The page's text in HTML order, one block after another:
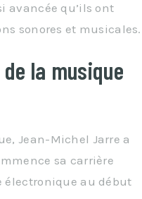
avancée qu’ils ont
sonores et musicales.
la musique
Jean-Michel Jarre a
sa carrière
électronique au début